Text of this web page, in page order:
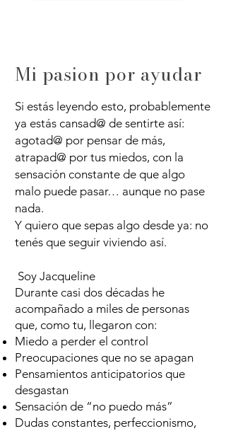
Mi pasion por ayudar
Si estás leyendo esto, probablemente
ya estás cansad@ de sentirte así:
agotad@ por pensar de más,
atrapad@ por tus miedos, con la
sensación constante de que algo
malo puede pasar… aunque no pase
nada.
Y quiero que sepas algo desde ya: no
tenés que seguir viviendo así.
Soy Jacqueline
Durante casi dos décadas he
acompañado a miles de personas
que, como tu, llegaron con:
Miedo a perder el control
Preocupaciones que no se apagan
Pensamientos anticipatorios que
desgastan
Sensación de “no puedo más”
Dudas constantes, perfeccionismo,